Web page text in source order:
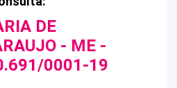
DE
- ME -
0001-19